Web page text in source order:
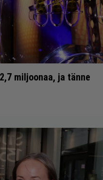
miljoonaa, ja tänne